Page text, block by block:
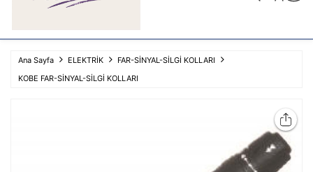
Ana Sayfa ELEKTRİK
FAR-SİNYAL-SİLGİ KOLLARI
KOBE FAR-SİNYAL-SİLGİ KOLLARI